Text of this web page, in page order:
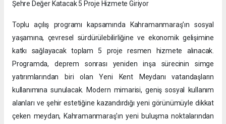
Şehre Değer Katacak 5 Proje Hizmete Giriyor
Toplu açılış programı kapsamında Kahramanmaraş’ın sosyal
yaşamına, çevresel sürdürülebilirliğine ve ekonomik gelişimine
katkı sağlayacak toplam 5 proje resmen hizmete alınacak.
Programda, deprem sonrası yeniden inşa sürecinin simge
yatırımlarından biri olan Yeni Kent Meydanı vatandaşların
kullanımına sunulacak. Modern mimarisi, geniş sosyal kullanım
alanları ve şehir estetiğine kazandırdığı yeni görünümüyle dikkat
çeken meydan, Kahramanmaraş’ın yeni buluşma noktalarından